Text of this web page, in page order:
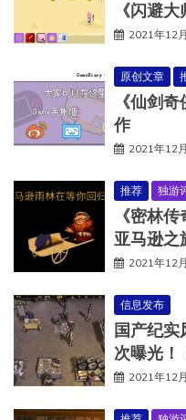
《闪避
2021年12
原创文章
《仙剑
作
2021年12
推荐 独游
《密林
亚马逊
2021年12
信息发布
国产纪
次曝光！
2021年12